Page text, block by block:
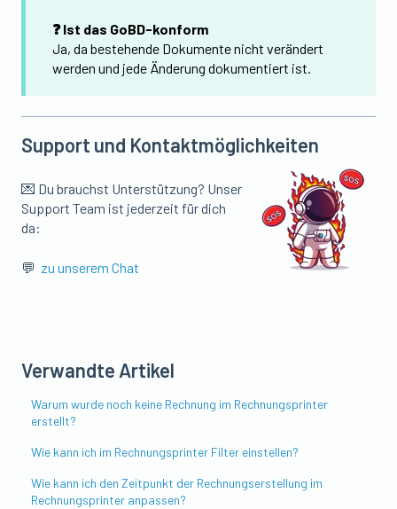
❓ Ist das GoBD-konform
Ja, da bestehende Dokumente nicht verändert
werden und jede Änderung dokumentiert ist.
Support und Kontaktmöglichkeiten
💌 Du brauchst Unterstützung? Unser
Support Team ist jederzeit für dich
da:
💬 zu unserem Chat
Verwandte Artikel
Warum wurde noch keine Rechnung im Rechnungsprinter
erstellt?
Wie kann ich im Rechnungsprinter Filter einstellen?
Wie kann ich den Zeitpunkt der Rechnungserstellung im
Rechnungsprinter anpassen?